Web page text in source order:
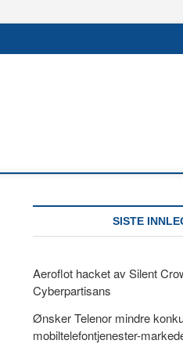
SISTE
Aeroflot hacket av Silent
Cyberpartisans
Ønsker Telenor mindre
mobiltelefontjenester-